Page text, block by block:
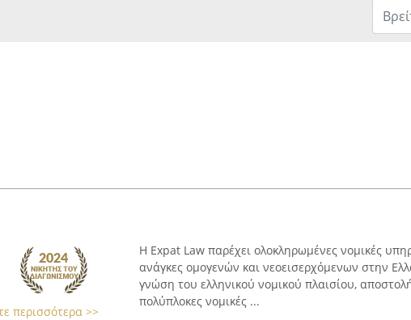
περισσότερα >>
Η Expat Law παρέχει ολοκληρωμένες νομικές
ανάγκες ομογενών και νεοεισερχόμενων στην
γνώση του ελληνικού νομικού πλαισίου,
πολύπλοκες νομικές ...